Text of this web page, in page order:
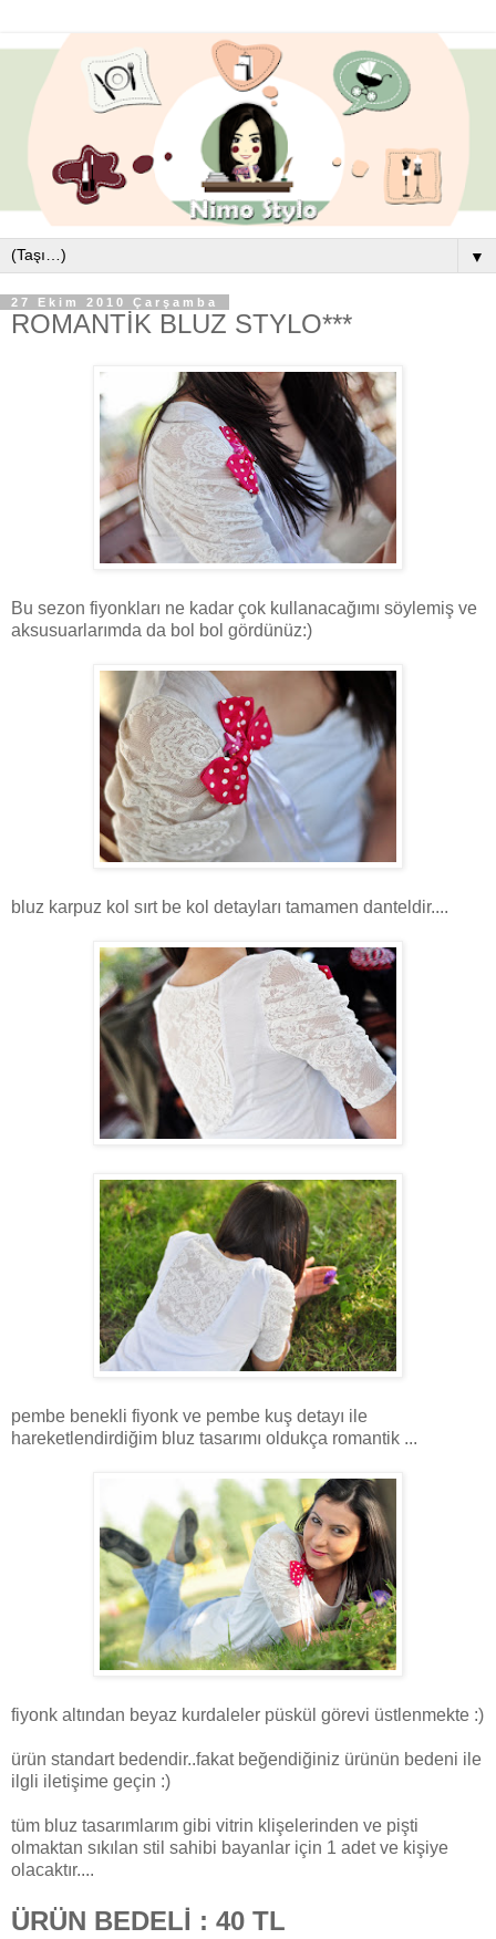
▼
27 Ekim 2010 Çarşamba
ROMANTİK BLUZ STYLO***
Bu sezon fiyonkları ne kadar çok kullanacağımı söylemiş ve
aksusuarlarımda da bol bol gördünüz:)
bluz karpuz kol sırt be kol detayları tamamen danteldir....
pembe benekli fiyonk ve pembe kuş detayı ile
hareketlendirdiğim bluz tasarımı oldukça romantik ...
fiyonk altından beyaz kurdaleler püskül görevi üstlenmekte :)
ürün standart bedendir..fakat beğendiğiniz ürünün bedeni ile
ilgli iletişime geçin :)
tüm bluz tasarımlarım gibi vitrin klişelerinden ve pişti
olmaktan sıkılan stil sahibi bayanlar için 1 adet ve kişiye
olacaktır....
ÜRÜN BEDELİ : 40 TL